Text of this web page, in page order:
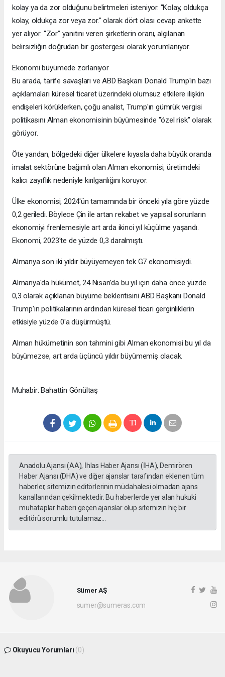
kolay ya da zor olduğunu belirtmeleri isteniyor. "Kolay, oldukça
kolay, oldukça zor veya zor." olarak dört olası cevap ankette
yer alıyor. “Zor” yanıtını veren şirketlerin oranı, algılanan
belirsizliğin doğrudan bir göstergesi olarak yorumlanıyor.
Ekonomi büyümede zorlanıyor
Bu arada, tarife savaşları ve ABD Başkanı Donald Trump'ın bazı
açıklamaları küresel ticaret üzerindeki olumsuz etkilere ilişkin
endişeleri körüklerken, çoğu analist, Trump'ın gümrük vergisi
politikasını Alman ekonomisinin büyümesinde "özel risk" olarak
görüyor.
Öte yandan, bölgedeki diğer ülkelere kıyasla daha büyük oranda
imalat sektörüne bağımlı olan Alman ekonomisi, üretimdeki
kalıcı zayıflık nedeniyle kırılganlığını koruyor.
Ülke ekonomisi, 2024'ün tamamında bir önceki yıla göre yüzde
0,2 geriledi. Böylece Çin ile artan rekabet ve yapısal sorunların
ekonomiyi frenlemesiyle art arda ikinci yıl küçülme yaşandı.
Ekonomi, 2023'te de yüzde 0,3 daralmıştı.
Almanya son iki yıldır büyüyemeyen tek G7 ekonomisiydi.
Almanya'da hükümet, 24 Nisan’da bu yıl için daha önce yüzde
0,3 olarak açıklanan büyüme beklentisini ABD Başkanı Donald
Trump'ın politikalarının ardından küresel ticari gerginliklerin
etkisiyle yüzde 0'a düşürmüştü.
Alman hükümetinin son tahmini gibi Alman ekonomisi bu yıl da
büyümezse, art arda üçüncü yıldır büyümemiş olacak.
Muhabir: Bahattin Gönültaş
Anadolu Ajansı (AA), İhlas Haber Ajansı (İHA), Demirören
Haber Ajansı (DHA) ve diğer ajanslar tarafından eklenen tüm
haberler, sitemizin editörlerinin müdahalesi olmadan ajans
kanallarından çekilmektedir. Bu haberlerde yer alan hukuki
muhataplar haberi geçen ajanslar olup sitemizin hiç bir
editörü sorumlu tutulamaz...
Sümer AŞ
sumer@sumeras.com
Okuyucu Yorumları (0)